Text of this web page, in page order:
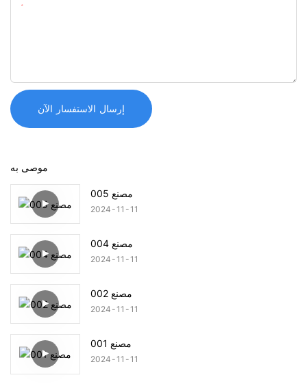
إرسال الاستفسار الآن
موصى به
مصنع 005
2024 11 11
مصنع 004
2024 11 11
مصنع 002
2024 11 11
مصنع 001
2024 11 11